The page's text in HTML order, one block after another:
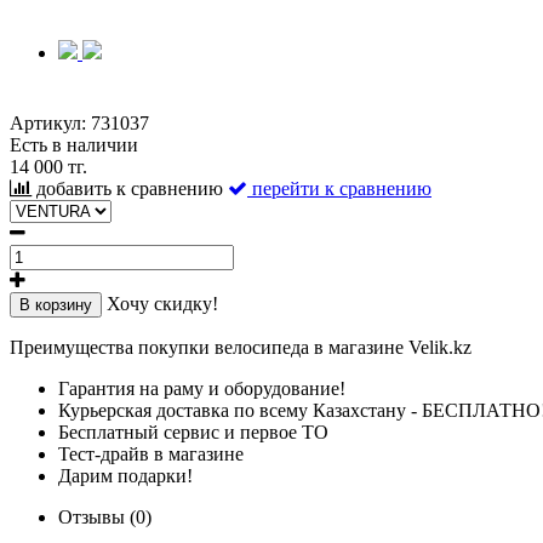
Артикул: 731037
Есть в наличии
14 000 тг.
добавить к сравнению
перейти к сравнению
В корзину Хочу скидку!
Преимущества покупки велосипеда в магазине Velik.kz
Гарантия на раму и оборудование!
Курьерская доставка по всему Казахстану -
Бесплатный сервис и первое ТО
Тест-драйв в магазине
Дарим подарки!
Отзывы (0)